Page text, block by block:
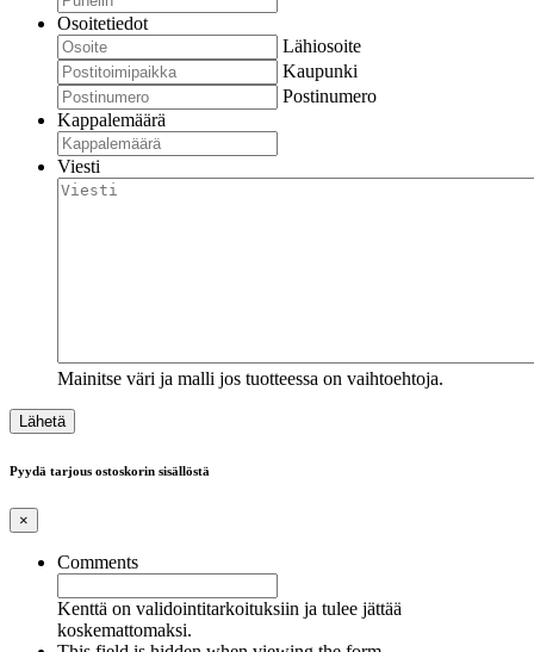
Osoitetiedot
Lähiosoite
Kaupunki
Postinumero
Kappalemäärä
Viesti
Mainitse väri ja malli jos tuotteessa on vaihtoehtoja.
Pyydä tarjous ostoskorin sisällöstä
×
Comments
Kenttä on validointitarkoituksiin ja tulee jättää
koskemattomaksi.